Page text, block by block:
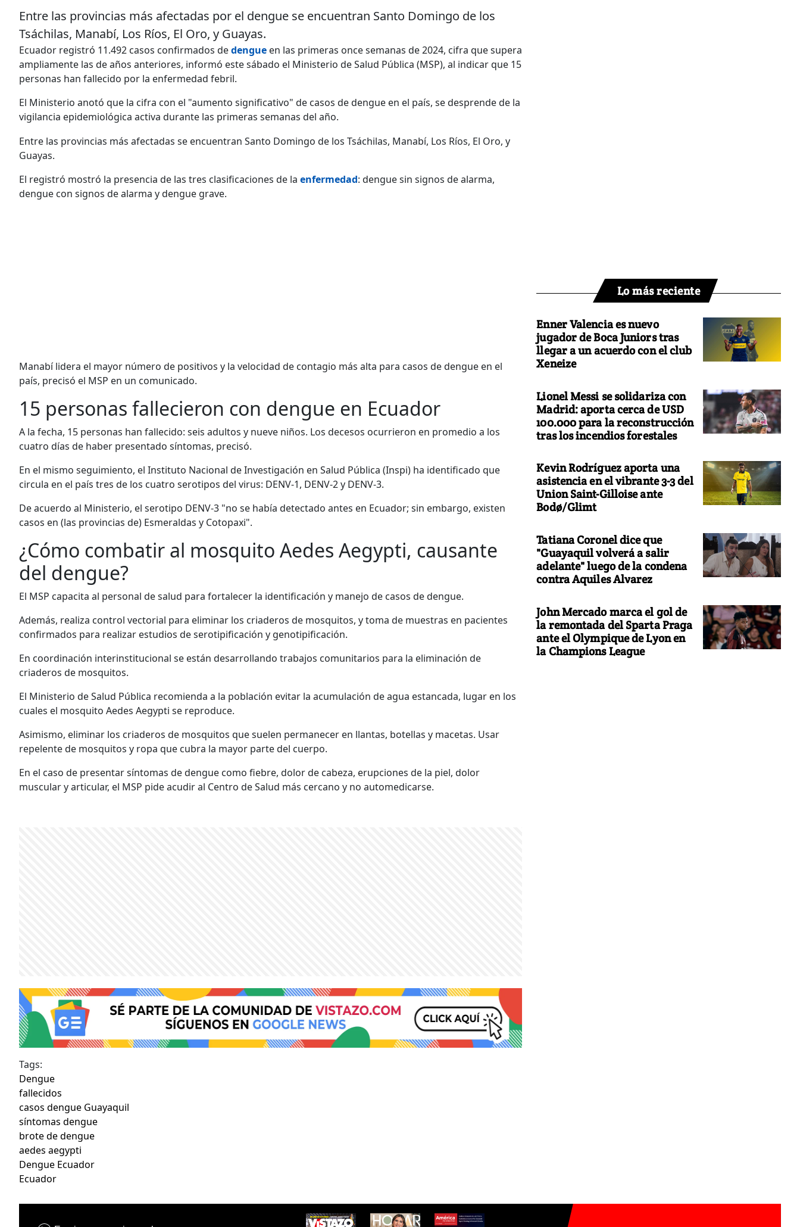
Entre las provincias más afectadas por el dengue se encuentran Santo Domingo de los
Tsáchilas, Manabí, Los Ríos, El Oro, y Guayas.
Ecuador registró 11.492 casos confirmados dedengue en las primeras once semanas de 2024, cifra que supera
ampliamente las de años anteriores, informó este sábado el Ministerio de Salud Pública (MSP), al indicar que 15
personas han fallecido por la enfermedad febril.
El Ministerio anotó que la cifra con el "aumento significativo" de casos de dengue en el país, se desprende de la
vigilancia epidemiológica activa durante las primeras semanas del año.
Entre las provincias más afectadas se encuentran Santo Domingo de los Tsáchilas, Manabí, Los Ríos, El Oro, y
Guayas.
El registró mostró la presencia de las tres clasificaciones de la enfermedad: dengue sin signos de alarma,
dengue con signos de alarma y dengue grave.
Manabí lidera el mayor número de positivos y la velocidad de contagio más alta para casos de dengue en el
país, precisó el MSP en un comunicado.
15 personas fallecieron con dengue en Ecuador
A la fecha, 15 personas han fallecido: seis adultos y nueve niños. Los decesos ocurrieron en promedio a los
cuatro días de haber presentado síntomas, precisó.
En el mismo seguimiento, el Instituto Nacional de Investigación en Salud Pública (Inspi) ha identificado que
circula en el país tres de los cuatro serotipos del virus: DENV-1, DENV-2 y DENV-3.
De acuerdo al Ministerio, el serotipo DENV-3 "no se había detectado antes en Ecuador; sin embargo, existen
casos en (las provincias de) Esmeraldas y Cotopaxi".
¿Cómo combatir al mosquito Aedes Aegypti, causante
del dengue?
El MSP capacita al personal de salud para fortalecer la identificación y manejo de casos de dengue.
Además, realiza control vectorial para eliminar los criaderos de mosquitos, y toma de muestras en pacientes
confirmados para realizar estudios de serotipificación y genotipificación.
En coordinación interinstitucional se están desarrollando trabajos comunitarios para la eliminación de
criaderos de mosquitos.
El Ministerio de Salud Pública recomienda a la población evitar la acumulación de agua estancada, lugar en los
cuales el mosquito Aedes Aegypti se reproduce.
Asimismo, eliminar los criaderos de mosquitos que suelen permanecer en llantas, botellas y macetas. Usar
repelente de mosquitos y ropa que cubra la mayor parte del cuerpo.
En el caso de presentar síntomas de dengue como fiebre, dolor de cabeza, erupciones de la piel, dolor
muscular y articular, el MSP pide acudir al Centro de Salud más cercano y no automedicarse.
Tags:
Dengue
fallecidos
casos dengue Guayaquil
síntomas dengue
brote de dengue
aedes aegypti
Dengue Ecuador
Ecuador
Lo más reciente
Enner Valencia es nuevo
jugador de Boca Juniors tras
llegar a un acuerdo con el club
Xeneize
Lionel Messi se solidariza con
Madrid: aporta cerca de USD
100.000 para la reconstrucción
tras los incendios forestales
Kevin Rodríguez aporta una
asistencia en el vibrante 3-3 del
Union Saint-Gilloise ante
Bodø/Glimt
Tatiana Coronel dice que
"Guayaquil volverá a salir
adelante" luego de la condena
contra Aquiles Alvarez
John Mercado marca el gol de
la remontada del Sparta Praga
ante el Olympique de Lyon en
la Champions League